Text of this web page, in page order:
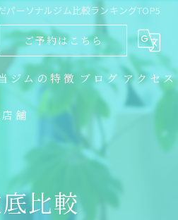
ーソナルジム比較ランキングTOP5
ご予約はこちら
ジムの特徴
キックボクシング
トレーニング
ブログ アクセス
舗
底比較